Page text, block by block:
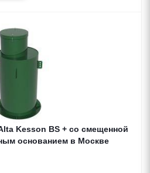
Kesson BS + со смещенной
основанием в Москве